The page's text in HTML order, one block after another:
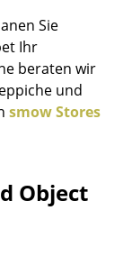
Sie
Ihr
beraten wir
und
smow Stores
Object